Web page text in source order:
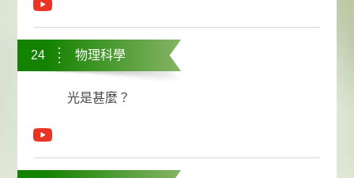
24 物理科學
光是甚麼？